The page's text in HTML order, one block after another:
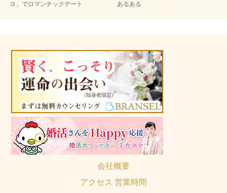
ヨ」でロマンチックデート
あるある
会社概要
アクセス 営業時間